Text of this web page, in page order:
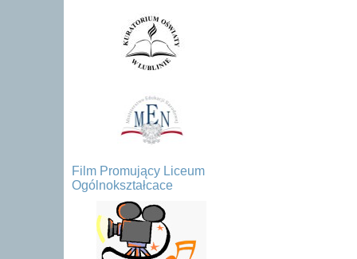
Film Promujący Liceum
Ogólnokształcace